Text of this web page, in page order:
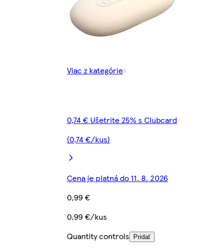
Viac z kategórie
0,74 € Ušetrite 25% s Clubcard
(0,74 €/kus)
Cena je platná do 11. 8. 2026
0,99 €
0,99 €/kus
Quantity controls
Pridať